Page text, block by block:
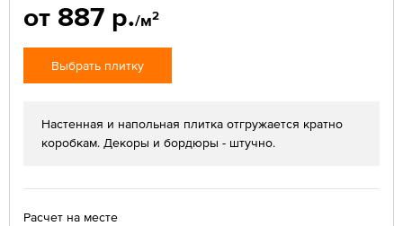
от 887 р./м2
Выбрать плитку
Настенная и напольная плитка отгружается кратно
коробкам. Декоры и бордюры - штучно.
Расчет на месте